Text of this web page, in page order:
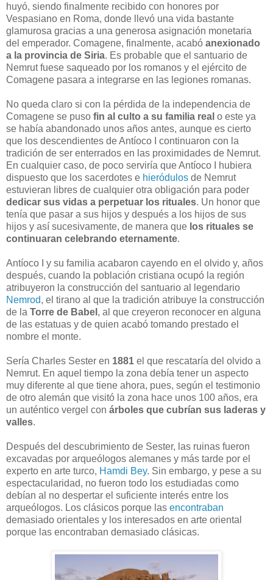
huyó, siendo finalmente recibido con honores por
Vespasiano en Roma, donde llevó una vida bastante
glamurosa gracias a una generosa asignación monetaria
del emperador. Comagene, finalmente, acabó anexionado
a la provincia de Siria. Es probable que el santuario de
Nemrut fuese saqueado por los romanos y el ejército de
Comagene pasara a integrarse en las legiones romanas.
No queda claro si con la pérdida de la independencia de
Comagene se puso fin al culto a su familia real o este ya
se había abandonado unos años antes, aunque es cierto
que los descendientes de Antíoco I continuaron con la
tradición de ser enterrados en las proximidades de Nemrut.
En cualquier caso, de poco serviría que Antíoco I hubiera
dispuesto que los sacerdotes e hieródulos de Nemrut
estuvieran libres de cualquier otra obligación para poder
dedicar sus vidas a perpetuar los rituales. Un honor que
tenía que pasar a sus hijos y después a los hijos de sus
hijos y así sucesivamente, de manera que los rituales se
continuaran celebrando eternamente.
Antíoco I y su familia acabaron cayendo en el olvido y, años
después, cuando la población cristiana ocupó la región
atribuyeron la construcción del santuario al legendario
Nemrod, el tirano al que la tradición atribuye la construcción
de la Torre de Babel , al que creyeron reconocer en alguna
de las estatuas y de quien acabó tomando prestado el
nombre el monte.
Sería Charles Sester en 1881 el que rescataría del olvido a
Nemrut. En aquel tiempo la zona debía tener un aspecto
muy diferente al que tiene ahora, pues, según el testimonio
de otro alemán que visitó la zona hace unos 100 años, era
un auténtico vergel con árboles que cubrían sus laderas y
valles.
Después del descubrimiento de Sester, las ruinas fueron
excavadas por arqueólogos alemanes y más tarde por el
experto en arte turco, Hamdi Bey. Sin embargo, y pese a su
espectacularidad, no fueron todo los estudiadas como
debían al no despertar el suficiente interés entre los
arqueólogos. Los clásicos porque las encontraban
demasiado orientales y los interesados en arte oriental
porque las encontraban demasiado clásicas.